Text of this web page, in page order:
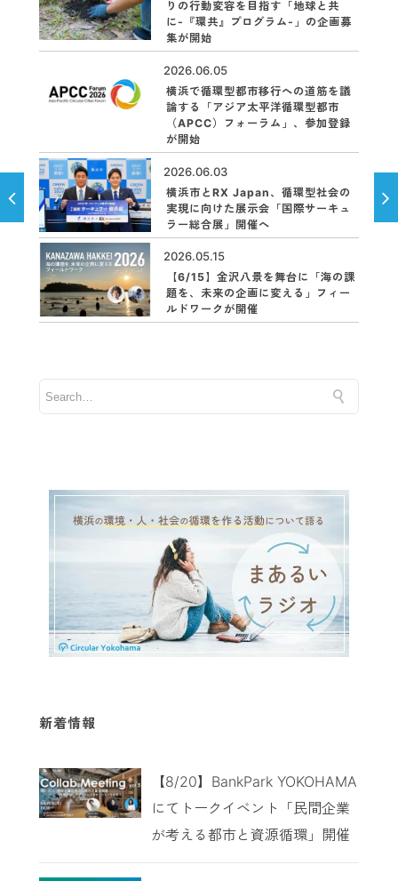
りの行動変容を目指す「地球と共
に-『環共』プログラム-」の企画募
集が開始
2026.06.05
横浜で循環型都市移行への道筋を議
論する「アジア太平洋循環型都市
（APCC）フォーラム」、参加登録
が開始
2026.06.03
横浜市とRX Japan、循環型社会の
実現に向けた展示会「国際サーキュ
ラー総合展」開催へ
2026.05.15
【6/15】金沢八景を舞台に「海の課
題を、未来の企画に変える」フィー
ルドワークが開催
新着情報
【8/20】BankPark YOKOHAMA
にてトークイベント「民間企業
が考える都市と資源循環」開催